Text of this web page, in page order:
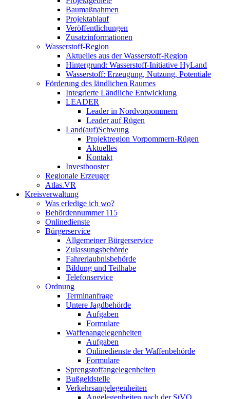
Baumaßnahmen
Projektablauf
Veröffentlichungen
Zusatzinformationen
Wasserstoff-Region
Aktuelles aus der Wasserstoff-Region
Hintergrund: Wasserstoff-Initiative HyLand
Wasserstoff: Erzeugung, Nutzung, Potentiale
Förderung des ländlichen Raumes
Integrierte Ländliche Entwicklung
LEADER
Leader in Nordvorpommern
Leader auf Rügen
Land(auf)Schwung
Projektregion Vorpommern-Rügen
Aktuelles
Kontakt
Investbooster
Regionale Erzeuger
Atlas.VR
Kreisverwaltung
Was erledige ich wo?
Behördennummer 115
Onlinedienste
Bürgerservice
Allgemeiner Bürgerservice
Zulassungsbehörde
Fahrerlaubnisbehörde
Bildung und Teilhabe
Telefonservice
Ordnung
Terminanfrage
Untere Jagdbehörde
Aufgaben
Formulare
Waffenangelegenheiten
Aufgaben
Onlinedienste der Waffenbehörde
Formulare
Sprengstoff­angelegenheiten
Bußgeldstelle
Verkehrsangelegenheiten
Angelegenheiten nach der StVO